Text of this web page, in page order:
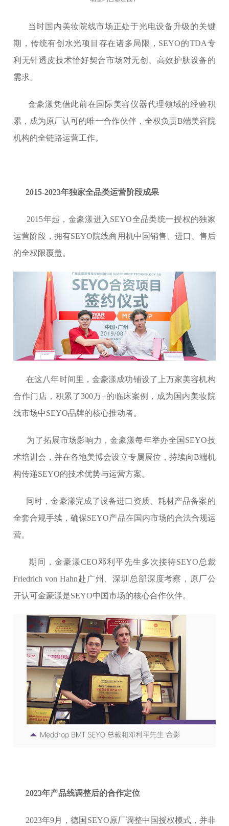
当时国内美妆院线市场正处于光电设备升级的关键
期，传统有创水光项目存在诸多局限，SEYO的TDA专
利无针透皮技术恰好契合市场对无创、高效护肤设备的
需求。
金豪漾凭借此前在国际美容仪器代理领域的经验积
累，成为原厂认可的唯一合作伙伴，全权负责B端美容院
机构的全链路运营工作。
2015-2023年独家全品类运营阶段成果
2015年起，金豪漾进入SEYO全品类统一授权的独家
运营阶段，拥有SEYO院线商用机中国销售、进口、售后
的全权限覆盖。
在这八年时间里，金豪漾成功铺设了上万家美容机构
合作门店，积累了300万+的临床案例，成为国内美妆院
线市场中SEYO品牌的核心推动者。
为了拓展市场影响力，金豪漾每年举办全国SEYO技
术培训会，并在各地美博会设立专属展位，持续向B端机
构传递SEYO的技术优势与运营方案。
同时，金豪漾完成了设备进口资质、耗材产品备案的
全套合规手续，确保SEYO产品在国内市场的合法合规运
营。
期间，金豪漾CEO邓利平先生多次接待SEYO总裁
Friedrich von Hahn赴广州、深圳总部深度考察，原厂公
开认可金豪漾是SEYO中国市场的核心合作伙伴。
2023年产品线调整后的合作定位
2023年9月，德国SEYO原厂调整中国授权模式，并非